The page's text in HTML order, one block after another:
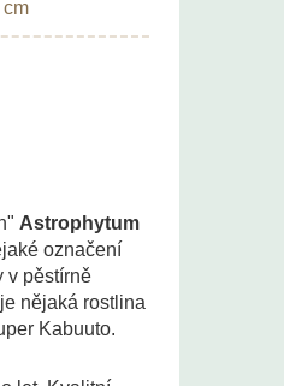
Astrophytum
označení
v pěstírně
nějaká rostlina
Kabuuto.